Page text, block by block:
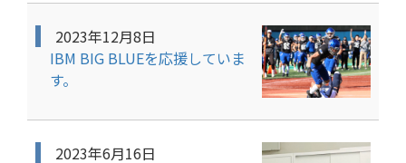
2023年12月8日
IBM BIG BLUEを応援していま
す。
2023年6月16日